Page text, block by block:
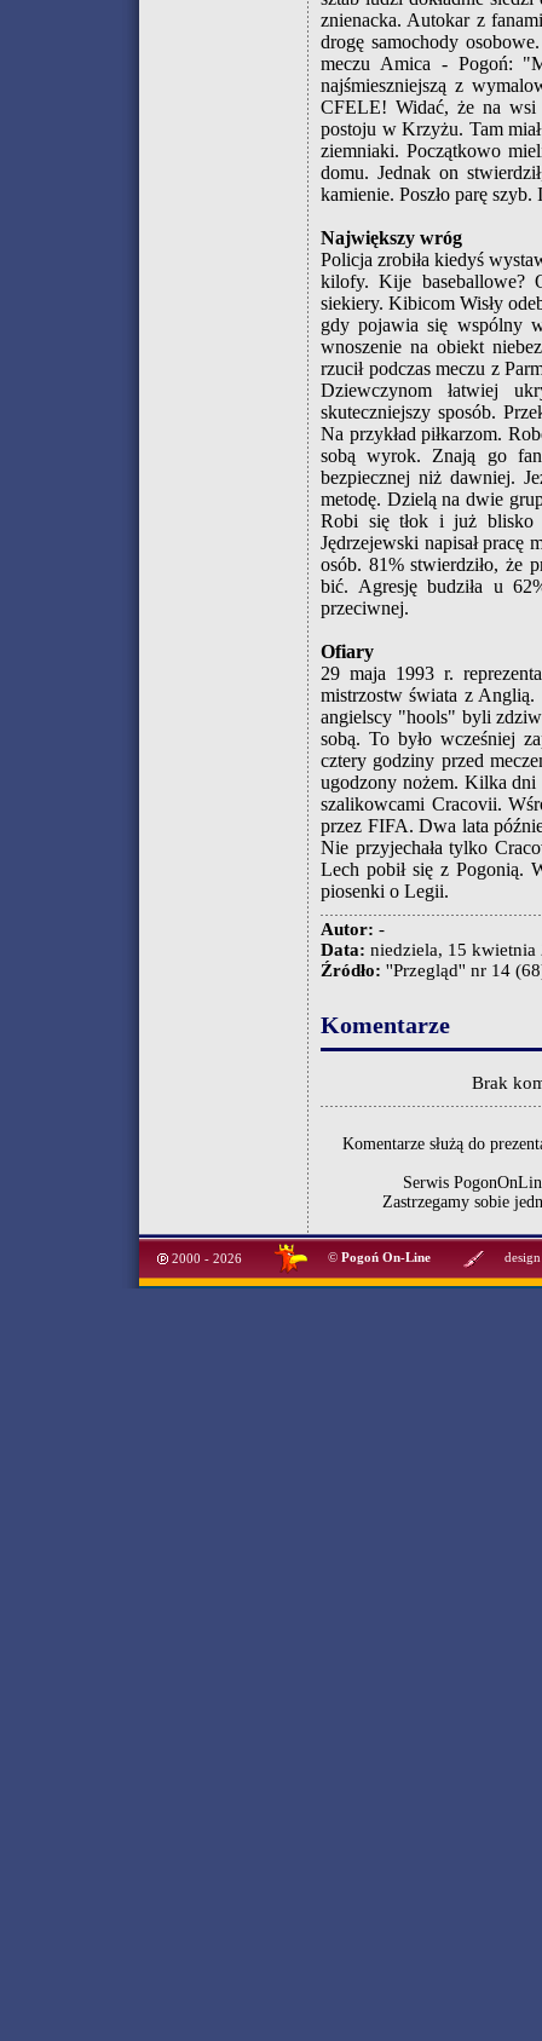
znienacka. Autokar z
drogę samochody
meczu Amica - Pogoń:
najśmieszniejszą z
CFELE! Widać, że na wsi
postoju w Krzyżu. Tam
ziemniaki. Początkowo
domu. Jednak on
kamienie. Poszło parę
Największy wróg
Policja zrobiła kiedyś
kilofy. Kije baseballowe?
siekiery. Kibicom Wisły
gdy pojawia się wspólny
wnoszenie na obiekt
rzucił podczas meczu z
Dziewczynom łatwiej
skuteczniejszy sposób.
Na przykład piłkarzom.
sobą wyrok. Znają go
bezpiecznej niż dawniej.
metodę. Dzielą na dwie
Robi się tłok i już blisko
Jędrzejewski napisał pracę
osób. 81% stwierdziło, że
bić. Agresję budziła u
przeciwnej.
Ofiary
29 maja 1993 r.
mistrzostw świata z Anglią.
angielscy "hools" byli
sobą. To było wcześniej
cztery godziny przed
ugodzony nożem. Kilka dni
szalikowcami Cracovii.
przez FIFA. Dwa lata
Nie przyjechała tylko
Lech pobił się z Pogonią.
piosenki o Legii.
Autor: -
Data: niedziela, 15 kwietnia
Źródło: ''Przegląd'' nr 14
Komentarze
Brak
Komentarze służą do
Serwis
Zastrzegamy sobie
2000 - 2026 © Pogoń On-Line